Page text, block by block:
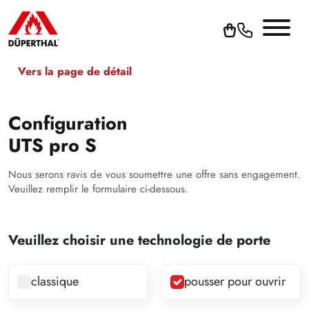
Vers la page de détail
Configuration
UTS pro S
Nous serons ravis de vous soumettre une offre sans engagement.
Veuillez remplir le formulaire ci-dessous.
Veuillez choisir une technologie de porte
classique pousser pour ouvrir